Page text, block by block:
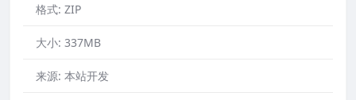
格式: ZIP
大小: 337MB
来源: 本站开发